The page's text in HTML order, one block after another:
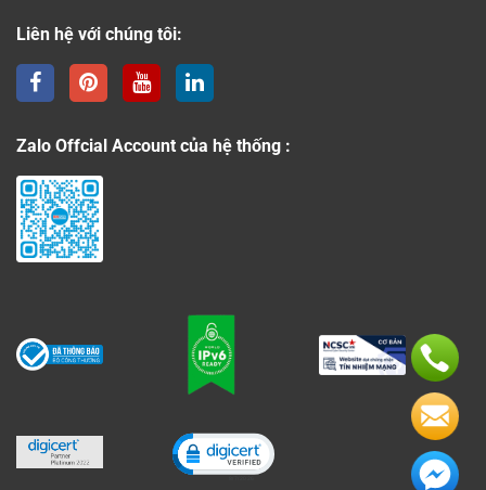
Liên hệ với chúng tôi:
Zalo Offcial Account của hệ thống :
Click to open certificate